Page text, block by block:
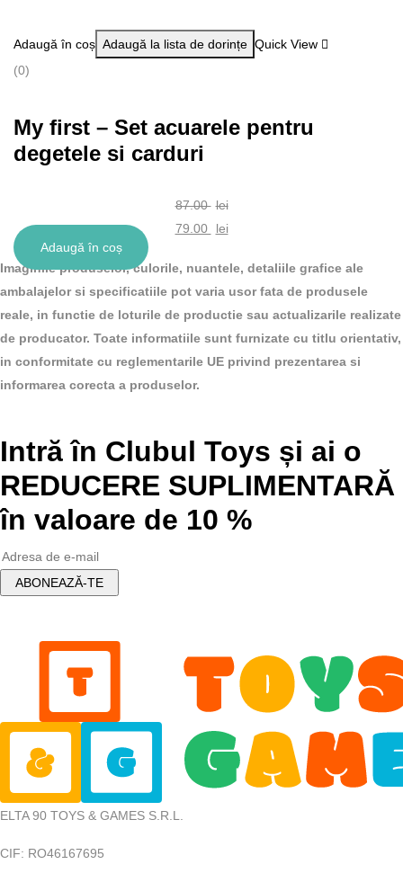
59.00 lei.
53.00 lei.
Adaugă în coș Adaugă la lista de dorințe Quick View
(0)
My first – Set acuarele pentru
degetele si carduri
87.00 lei
Prețul
a
fost:
87.00 lei.
79.00
lei
curent
este:
79.00 lei.
Adaugă în coș
Imaginile produselor, culorile, nuantele, detaliile grafice ale
ambalajelor si specificatiile pot varia usor fata de produsele
reale, in functie de loturile de productie sau actualizarile realizate
de producator. Toate informatiile sunt furnizate cu titlu orientativ,
in conformitate cu reglementarile UE privind prezentarea si
informarea corecta a produselor.
Intră în Clubul Toys și ai o
REDUCERE SUPLIMENTARĂ
în valoare de 10 %
ELTA 90 TOYS & GAMES S.R.L.
CIF: RO46167695